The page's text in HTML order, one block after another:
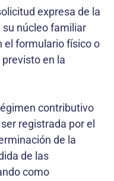
expresa de la
núcleo familiar
el formulario físico o
en la
contributivo
registrada por el
de la
de las
como